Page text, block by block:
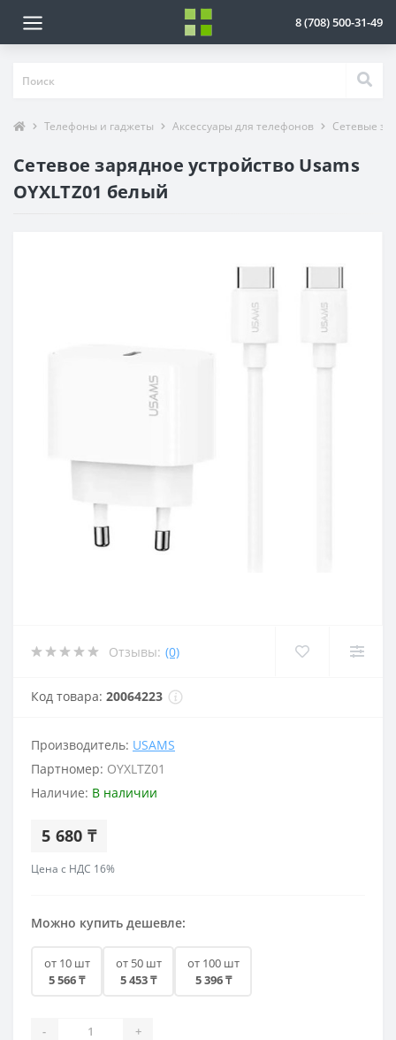
8 (708) 500-31-49
Телефоны и гаджеты Аксессуары для телефонов Сетевые
Сетевое зарядное устройство Usams
OYXLTZ01 белый
Отзывы: (0)
Код товара: 20064223
Производитель: USAMS
Партномер: OYXLTZ01
Наличие: В наличии
5 680 ₸
Цена с НДС 16%
Можно купить дешевле:
от 10 шт
5 566 ₸
от 50 шт
5 453 ₸
от 100 шт
5 396 ₸
- +